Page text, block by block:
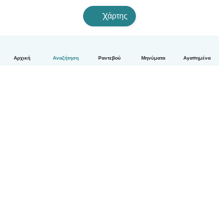
Αρχική Αναζήτηση Ραντεβού Μηνύματα Αγαπημένα
Χάρτης